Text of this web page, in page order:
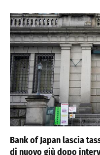
Bank of Japan lascia
di nuovo giù dopo